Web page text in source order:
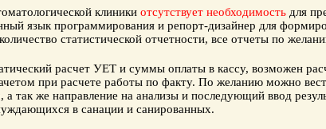
клиники отсутствует необходимость для
язык программирования и репорт-дизайнер для
статистической отчетности, все отчеты по
расчет УЕТ и суммы оплаты в кассу, возможен
при расчете работы по факту. По желанию можно
а так же направление на анализы и последующий ввод
в санации и санированных.